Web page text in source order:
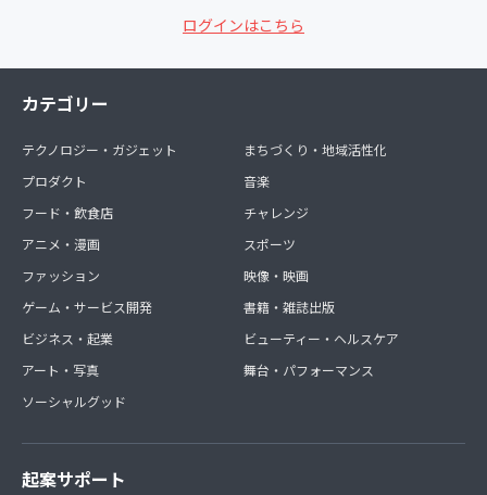
ログインはこちら
カテゴリー
テクノロジー・ガジェット
プロダクト
フード・飲食店
アニメ・漫画
ファッション
ゲーム・サービス開発
ビジネス・起業
アート・写真
ソーシャルグッド
まちづくり・地域活性化
音楽
チャレンジ
スポーツ
映像・映画
書籍・雑誌出版
ビューティー・ヘルスケア
舞台・パフォーマンス
起案サポート